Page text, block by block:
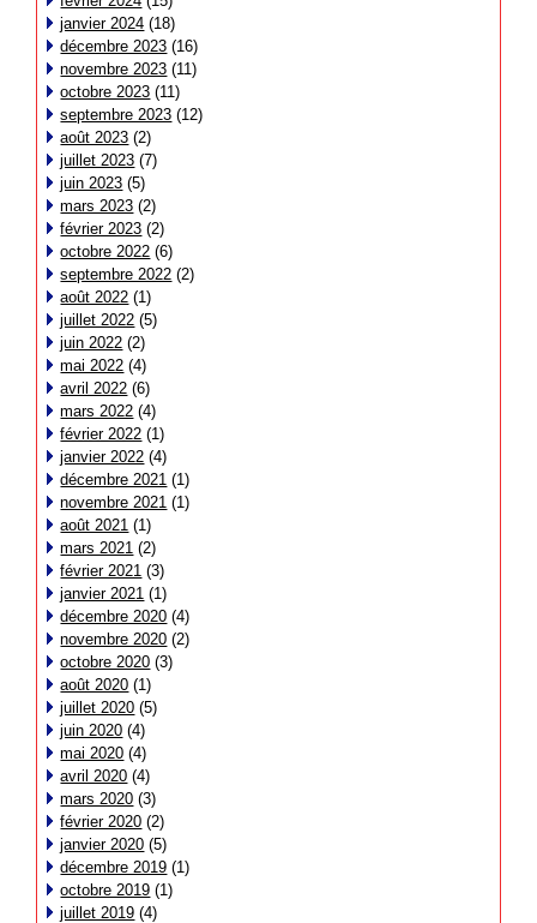
janvier 2024 (18)
décembre 2023 (16)
novembre 2023 (11)
octobre 2023 (11)
septembre 2023 (12)
août 2023 (2)
juillet 2023 (7)
juin 2023 (5)
mars 2023 (2)
février 2023 (2)
octobre 2022 (6)
septembre 2022 (2)
août 2022 (1)
juillet 2022 (5)
juin 2022 (2)
mai 2022 (4)
avril 2022 (6)
mars 2022 (4)
février 2022 (1)
janvier 2022 (4)
décembre 2021 (1)
novembre 2021 (1)
août 2021 (1)
mars 2021 (2)
février 2021 (3)
janvier 2021 (1)
décembre 2020 (4)
novembre 2020 (2)
octobre 2020 (3)
août 2020 (1)
juillet 2020 (5)
juin 2020 (4)
mai 2020 (4)
avril 2020 (4)
mars 2020 (3)
février 2020 (2)
janvier 2020 (5)
décembre 2019 (1)
octobre 2019 (1)
juillet 2019 (4)